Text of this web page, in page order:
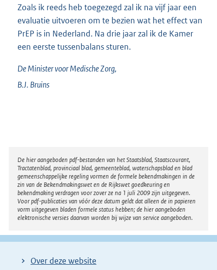
Zoals ik reeds heb toegezegd zal ik na vijf jaar een
evaluatie uitvoeren om te bezien wat het effect van
PrEP is in Nederland. Na drie jaar zal ik de Kamer
een eerste tussenbalans sturen.
De Minister voor Medische Zorg,
B.J. Bruins
Disclaimer
De hier aangeboden pdf-bestanden van het Staatsblad, Staatscourant,
Tractatenblad, provinciaal blad, gemeenteblad, waterschapsblad en blad
gemeenschappelijke regeling vormen de formele bekendmakingen in de
zin van de Bekendmakingswet en de Rijkswet goedkeuring en
bekendmaking verdragen voor zover ze na 1 juli 2009 zijn uitgegeven.
Voor pdf-publicaties van vóór deze datum geldt dat alleen de in papieren
vorm uitgegeven bladen formele status hebben; de hier aangeboden
elektronische versies daarvan worden bij wijze van service aangeboden.
Over deze website